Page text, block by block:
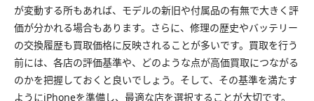
が変動する所もあれば、モデルの新旧や付属品の有無で大きく評
価が分かれる場合もあります。さらに、修理の歴史やバッテリー
の交換履歴も買取価格に反映されることが多いです。買取を行う
前には、各店の評価基準や、どのような点が高価買取につながる
のかを把握しておくと良いでしょう。そして、その基準を満たす
ようにiPhoneを準備し、最適な店を選択することが大切です。